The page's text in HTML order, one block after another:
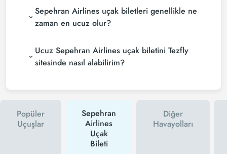
Sepehran Airlines uçak biletleri genellikle ne
zaman en ucuz olur?
Ucuz Sepehran Airlines uçak biletini Tezfly
sitesinde nasıl alabilirim?
Popüler
Uçuşlar
Sepehran
Airlines
Uçak
Bileti
Diğer
Havayolları